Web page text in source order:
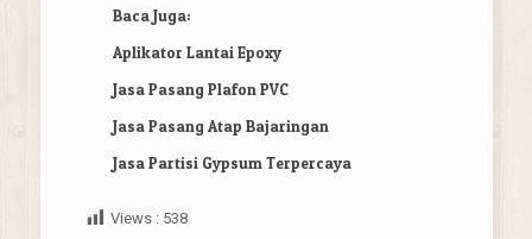
Baca Juga:
Aplikator Lantai Epoxy
Jasa Pasang Plafon PVC
Jasa Pasang Atap Bajaringan
Jasa Partisi Gypsum Terpercaya
Views : 538